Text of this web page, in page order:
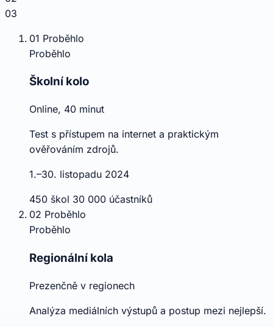
03
01 Proběhlo
Proběhlo
Školní kolo
Online, 40 minut
Test s přístupem na internet a praktickým
ověřováním zdrojů.
1.–30. listopadu 2024
450 škol 30 000 účastníků
02 Proběhlo
Proběhlo
Regionální kola
Prezenčně v regionech
Analýza mediálních výstupů a postup mezi nejlepší.